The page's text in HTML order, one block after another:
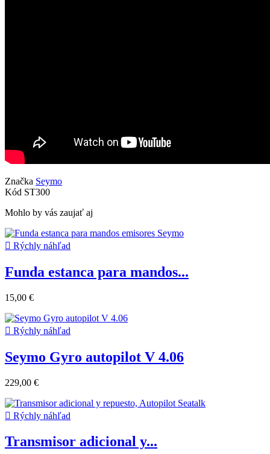
Značka Seymo
Kód ST300
Mohlo by vás zaujať aj
 Rýchly náhľad
Funda estanca para mandos...
15,00 €
 Rýchly náhľad
Seymo Gyro autopilot V 4.06
229,00 €
 Rýchly náhľad
Transmisor adicional y...